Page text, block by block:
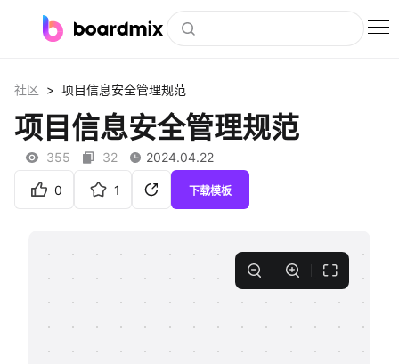
社区资源
下载
客户案例
支持
社区 > 项目信息安全管理规范
项目信息安全管理规范
355 32 2024.04.22
0 1 下载模板